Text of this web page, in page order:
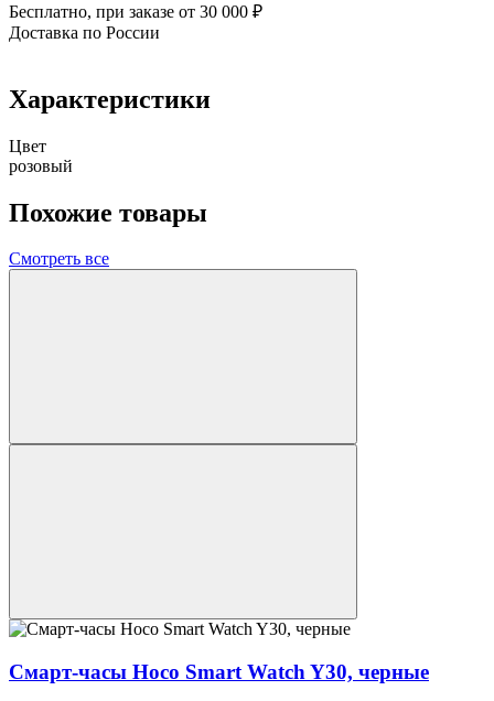
Бесплатно, при заказе от 30 000 ₽
Доставка по России
Характеристики
Цвет
розовый
Похожие товары
Смотреть все
Смарт-часы Hoco Smart Watch Y30, черные